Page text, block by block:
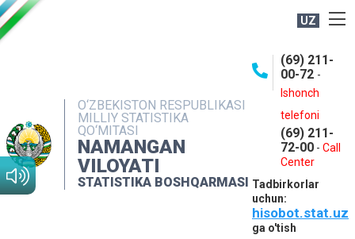
UZ
O‘ZBEKISTON RESPUBLIKASI
MILLIY STATISTIKA
QO‘MITASI
NAMANGAN
VILOYATI
STATISTIKA BOSHQARMASI
(69) 211-
00-72 -
Ishonch
telefoni
(69) 211-
72-00 - Call
Center
Tadbirkorlar
uchun:
hisobot.stat.uz
ga o'tish
NASHRLAR
INTERAKTIV XIZMATLAR
MATBUOT XIZMATI
MUROJAATLAR